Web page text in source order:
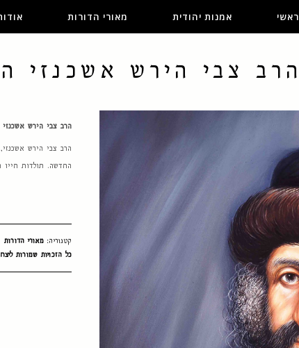
ראשי אמנות יהודית מאורי הדורות
הרב צבי הירש אשכנזי
הרב צבי הירש אשכנזי – "החכם
הרב צבי הירש
החדשה. תולדות חייו
קטגוריה:מאורי הדורות
כל הזכויות שמורות